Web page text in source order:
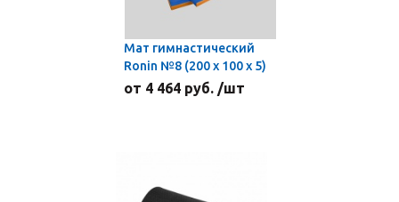
Мат гимнастический
Ronin №8 (200 х 100 х 5)
от 4 464 руб. /шт